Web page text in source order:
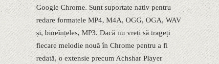
Google Chrome. Sunt suportate nativ pentru
redare formatele MP4, M4A, OGG, OGA, WAV
și, bineînțeles, MP3. Dacă nu vreți să trageți
fiecare melodie nouă în Chrome pentru a fi
redată, o extensie precum Achshar Player